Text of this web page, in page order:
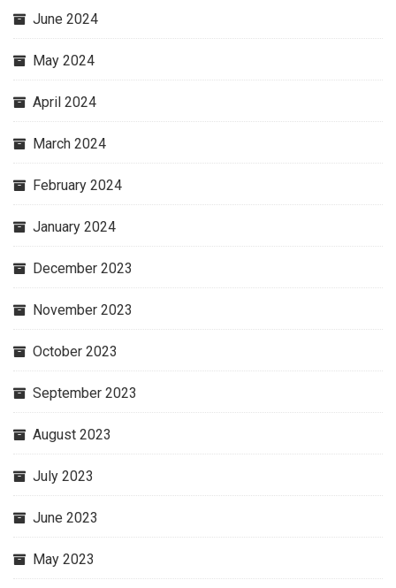
June 2024
May 2024
April 2024
March 2024
February 2024
January 2024
December 2023
November 2023
October 2023
September 2023
August 2023
July 2023
June 2023
May 2023